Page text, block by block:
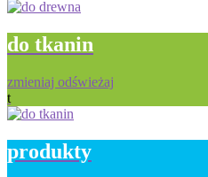
do tkanin
zmieniaj odświeżaj
t
produkty